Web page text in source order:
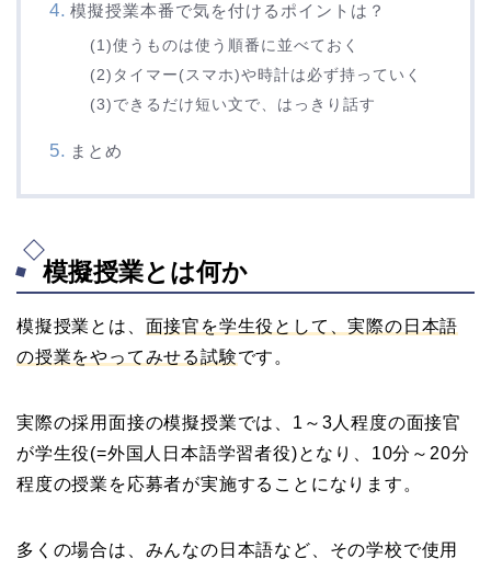
模擬授業本番で気を付けるポイントは？
(1)使うものは使う順番に並べておく
(2)タイマー(スマホ)や時計は必ず持っていく
(3)できるだけ短い文で、はっきり話す
まとめ
模擬授業とは何か
模擬授業とは、 面接官を学生役として、実際の日本語
の授業をやってみせる試験です。
実際の採用面接の模擬授業では、1～3人程度の面接官
が学生役(=外国人日本語学習者役)となり、10分～20分
程度の授業を応募者が実施することになります。
多くの場合は、みんなの日本語など、その学校で使用